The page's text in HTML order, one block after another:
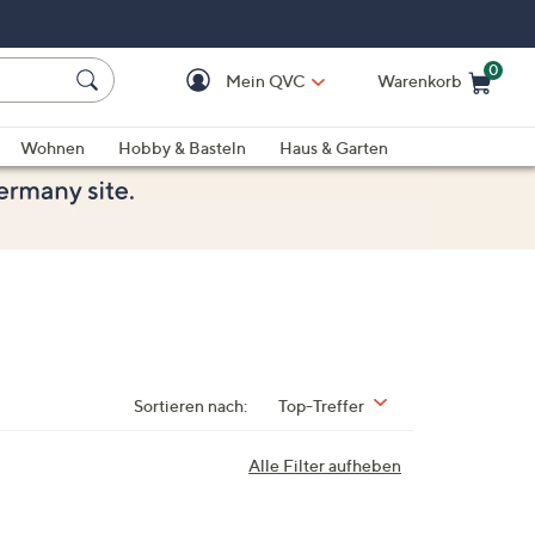
Mein QVC Warenkorb
0
Wohnen Hobby & Basteln
Haus & Garten
Sortieren nach: Top-Treffer
Alle Filter aufheben